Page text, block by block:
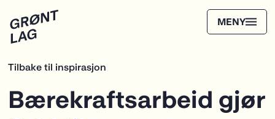
Tilbake til inspirasjon